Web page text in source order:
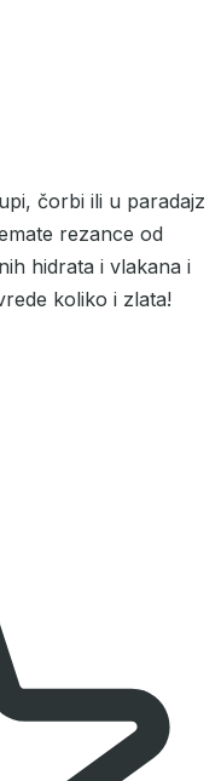
čorbi ili u paradajz
rezance od
hidrata i vlakana i
koliko i zlata!